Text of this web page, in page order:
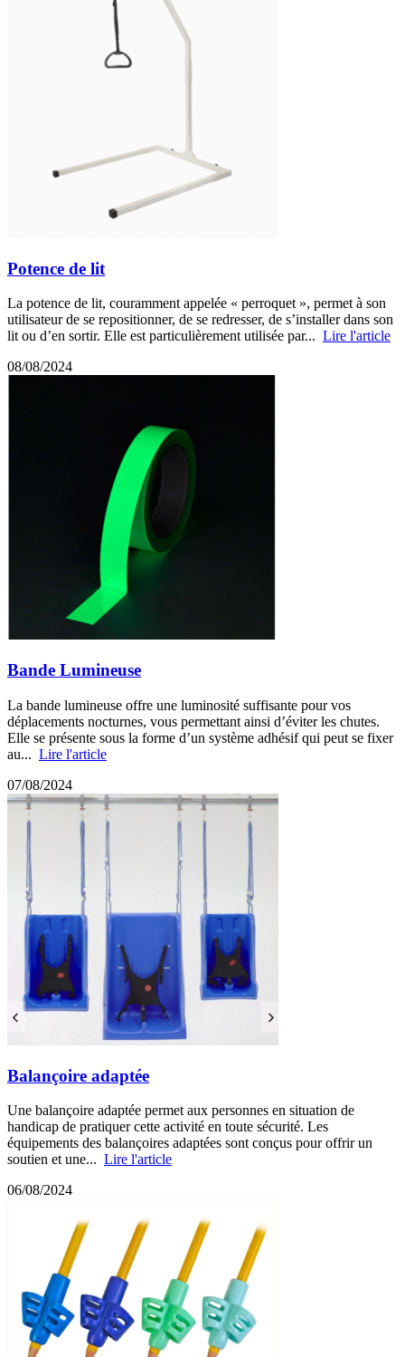
Potence de lit
La potence de lit, couramment appelée « perroquet », permet à son
utilisateur de se repositionner, de se redresser, de s’installer dans son
lit ou d’en sortir. Elle est particulièrement utilisée par... Lire l'article
08/08/2024
Bande Lumineuse
La bande lumineuse offre une luminosité suffisante pour vos
déplacements nocturnes, vous permettant ainsi d’éviter les chutes.
Elle se présente sous la forme d’un système adhésif qui peut se fixer
au... Lire l'article
07/08/2024
Balançoire adaptée
Une balançoire adaptée permet aux personnes en situation de
handicap de pratiquer cette activité en toute sécurité. Les
équipements des balançoires adaptées sont conçus pour offrir un
soutien et une... Lire l'article
06/08/2024